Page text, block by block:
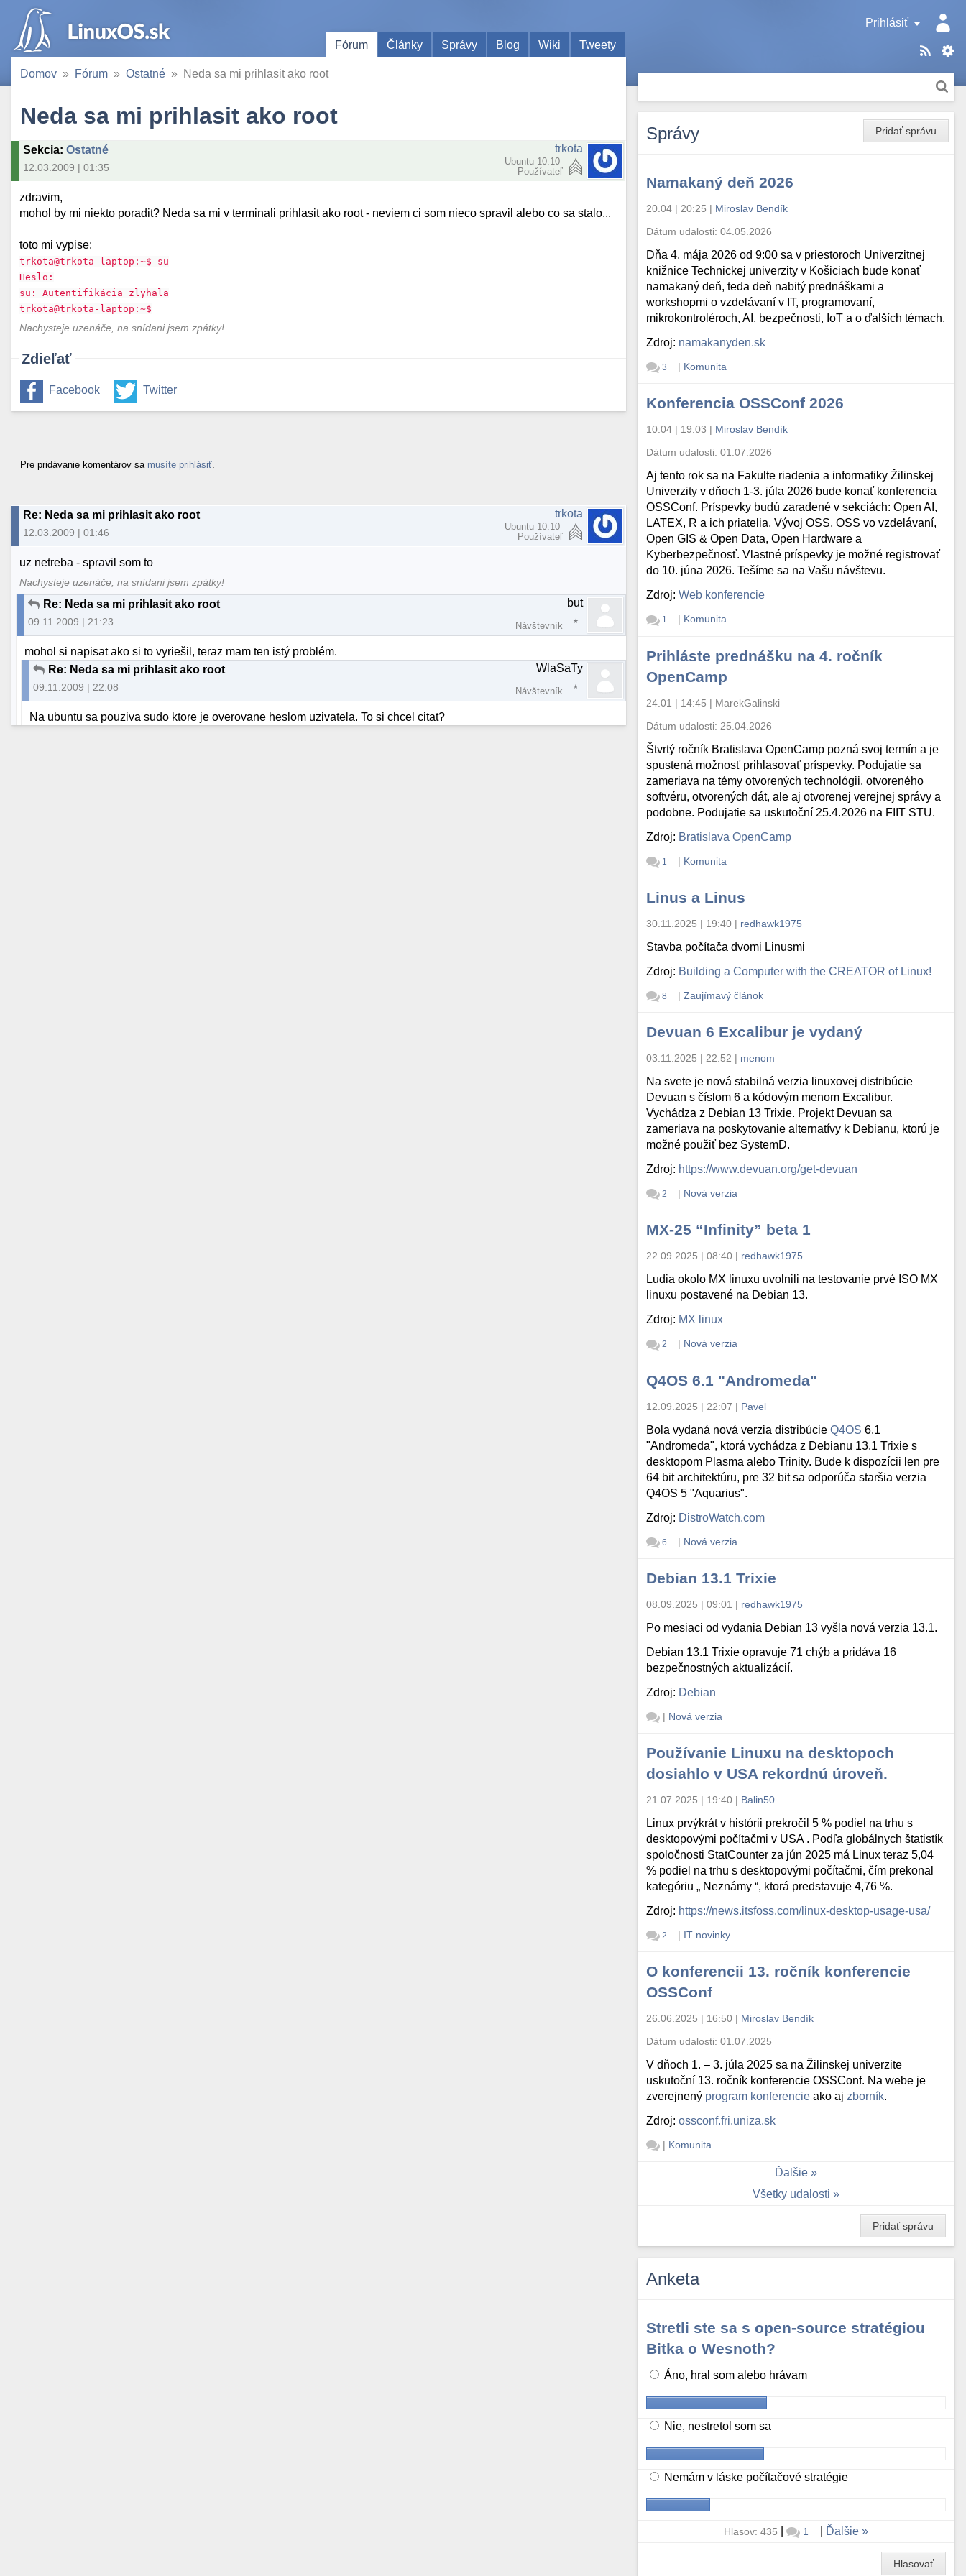
Prihlásiť
Fórum
Články Správy Blog Wiki Tweety
Domov Fórum Ostatné Neda sa mi prihlasit ako root
Neda sa mi prihlasit ako root
Sekcia: Ostatné
12.03.2009 | 01:35
trkota
Ubuntu 10.10
Používateľ
zdravim,
mohol by mi niekto poradit? Neda sa mi v terminali prihlasit ako root - neviem ci som nieco spravil alebo co sa stalo...
toto mi vypise:
trkota@trkota-laptop:~$ su
Heslo:
su: Autentifikácia zlyhala
trkota@trkota-laptop:~$
Nachysteje uzenáče, na snídani jsem zpátky!
Zdieľať
Facebook Twitter
Pre pridávanie komentárov sa musíte prihlásiť
Re: Neda sa mi prihlasit ako root
12.03.2009 | 01:46
trkota
Ubuntu 10.10
Používateľ
uz netreba - spravil som to
Nachysteje uzenáče, na snídani jsem zpátky!
Re: Neda sa mi prihlasit ako root
09.11.2009 | 21:23
but
Návštevník
mohol si napisat ako si to vyriešil, teraz mam ten istý problém.
Re: Neda sa mi prihlasit ako root
09.11.2009 | 22:08
WlaSaTy
Návštevník
Na ubuntu sa pouziva sudo ktore je overovane heslom uzivatela. To si chcel citat?
Pridať správu
Správy
Namakaný deň 2026
20.04 | 20:25 | Miroslav Bendík
Dátum udalosti:04.05.2026
Dňa 4. mája 2026 od 9:00 sa v priestoroch Univerzitnej
knižnice Technickej univerzity v Košiciach bude konať
namakaný deň, teda deň nabitý prednáškami a
workshopmi o vzdelávaní v IT, programovaní,
mikrokontroléroch, AI, bezpečnosti, IoT a o ďalších témach.
Zdroj: namakanyden.sk
3 | Komunita
Konferencia OSSConf 2026
10.04 | 19:03 | Miroslav Bendík
Dátum udalosti:01.07.2026
Aj tento rok sa na Fakulte riadenia a informatiky Žilinskej
Univerzity v dňoch 1-3. júla 2026 bude konať konferencia
OSSConf. Príspevky budú zaradené v sekciách: Open AI,
LATEX, R a ich priatelia, Vývoj OSS, OSS vo vzdelávaní,
Open GIS & Open Data, Open Hardware a
Kyberbezpečnosť. Vlastné príspevky je možné registrovať
do 10. júna 2026. Tešíme sa na Vašu návštevu.
Zdroj:Web konferencie
1 | Komunita
Prihláste prednášku na 4. ročník
OpenCamp
24.01 | 14:45 | MarekGalinski
Dátum udalosti: 25.04.2026
Štvrtý ročník Bratislava OpenCamp pozná svoj termín a je
spustená možnosť prihlasovať príspevky. Podujatie sa
zameriava na témy otvorených technológii, otvoreného
softvéru, otvorených dát, ale aj otvorenej verejnej správy a
podobne. Podujatie sa uskutoční 25.4.2026 na FIIT STU.
Zdroj: Bratislava OpenCamp
1 | Komunita
Linus a Linus
30.11.2025 | 19:40 | redhawk1975
Stavba počítača dvomi Linusmi
Zdroj: Building a Computer with the CREATOR of Linux!
8 | Zaujímavý článok
Devuan 6 Excalibur je vydaný
03.11.2025 | 22:52 | menom
Na svete je nová stabilná verzia linuxovej distribúcie
Devuan s číslom 6 a kódovým menom Excalibur.
Vychádza z Debian 13 Trixie. Projekt Devuan sa
zameriava na poskytovanie alternatívy k Debianu, ktorú je
možné použiť bez SystemD.
Zdroj: https://www.devuan.org/get-devuan
2 | Nová verzia
MX-25 “Infinity” beta 1
22.09.2025 | 08:40 | redhawk1975
Ludia okolo MX linuxu uvolnili na testovanie prvé ISO MX
linuxu postavené na Debian 13.
Zdroj: MX linux
2 | Nová verzia
Q4OS 6.1 "Andromeda"
12.09.2025 | 22:07 | Pavel
Bola vydaná nová verzia distribúcieQ4OS 6.1
"Andromeda", ktorá vychádza z Debianu 13.1 Trixie s
desktopom Plasma alebo Trinity. Bude k dispozícii len pre
64 bit architektúru, pre 32 bit sa odporúča staršia verzia
Q4OS 5 "Aquarius".
Zdroj: DistroWatch.com
6 | Nová verzia
Debian 13.1 Trixie
08.09.2025 | 09:01 | redhawk1975
Po mesiaci od vydania Debian 13 vyšla nová verzia 13.1.
Debian 13.1 Trixie opravuje 71 chýb a pridáva 16
bezpečnostných aktualizácií.
Zdroj: Debian
| Nová verzia
Používanie Linuxu na desktopoch
dosiahlo v USA rekordnú úroveň.
21.07.2025 | 19:40 | Balin50
Linux prvýkrát v histórii prekročil 5 % podiel na trhu s
desktopovými počítačmi v USA . Podľa globálnych štatistík
spoločnosti StatCounter za jún 2025 má Linux teraz 5,04
% podiel na trhu s desktopovými počítačmi, čím prekonal
kategóriu „ Neznámy “, ktorá predstavuje 4,76 %.
Zdroj: https://news.itsfoss.com/linux-desktop-usage-usa/
2 | IT novinky
O konferencii 13. ročník konferencie
OSSConf
26.06.2025 | 16:50 | Miroslav Bendík
Dátum udalosti:01.07.2025
V dňoch 1. – 3. júla 2025 sa na Žilinskej univerzite
uskutoční 13. ročník konferencie OSSConf. Na webe je
zverejnený program konferencie ako aj zborník.
Zdroj:ossconf.fri.uniza.sk
| Komunita
Ďalšie
Všetky udalosti
Pridať správu
Anketa
Stretli ste sa s open-source stratégiou
Bitka o Wesnoth?
Áno, hral som alebo hrávam
Nie, nestretol som sa
Nemám v láske počítačové stratégie
Hlasov: 435 | 1 Ďalšie
Hlasovať